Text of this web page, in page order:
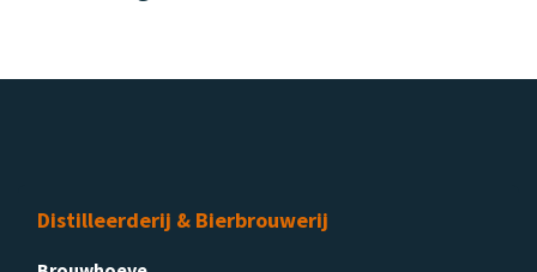
Distilleerderij & Bierbrouwerij